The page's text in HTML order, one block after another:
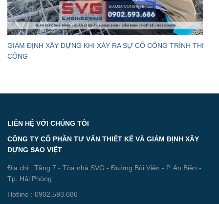
GIÁM ĐỊNH XÂY DỰNG KHI XẢY RA SỰ CỐ CÔNG TRÌNH THI
CÔNG
LIÊN HỆ VỚI CHÚNG TÔI
CÔNG TY CỔ PHẦN TƯ VẤN THIẾT KẾ VÀ GIÁM ĐỊNH XÂY
DỰNG SAO VIỆT
Địa chỉ : Tầng 7 - Tòa nhà SVG - Đường Bùi Viện - P. An Biên -
Tp. Hải Phòng
Hotline : 0902.593.686